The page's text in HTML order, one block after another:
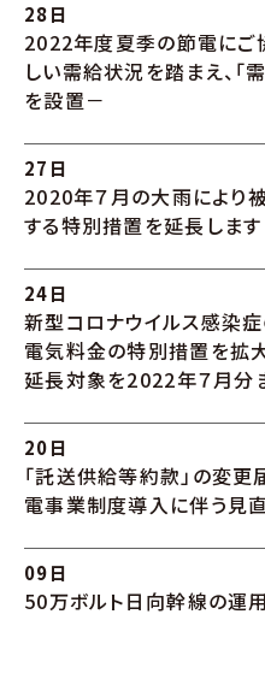
28日
2022年度夏季の節電にご
しい需給状況を踏まえ、「
を設置－
27日
2020年７月の大雨により
する特別措置を延長します
24日
新型コロナウイルス感染
電気料金の特別措置を拡
延長対象を2022年７月分
20日
「託送供給等約款」の変
電事業制度導入に伴う見
09日
50万ボルト日向幹線の運